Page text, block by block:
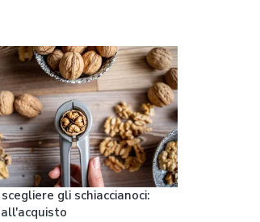
gli schiaccianoci: